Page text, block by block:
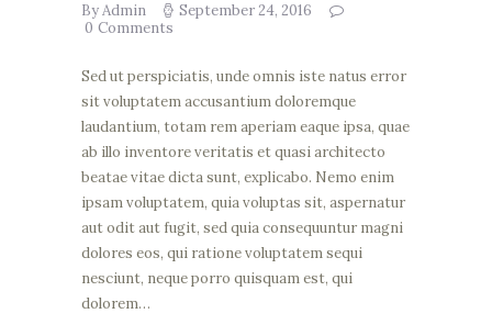
By Admin
September 24, 2016
0 Comments
Sed ut perspiciatis, unde omnis iste natus error
sit voluptatem accusantium doloremque
laudantium, totam rem aperiam eaque ipsa, quae
ab illo inventore veritatis et quasi architecto
beatae vitae dicta sunt, explicabo. Nemo enim
ipsam voluptatem, quia voluptas sit, aspernatur
aut odit aut fugit, sed quia consequuntur magni
dolores eos, qui ratione voluptatem sequi
nesciunt, neque porro quisquam est, qui
dolorem…